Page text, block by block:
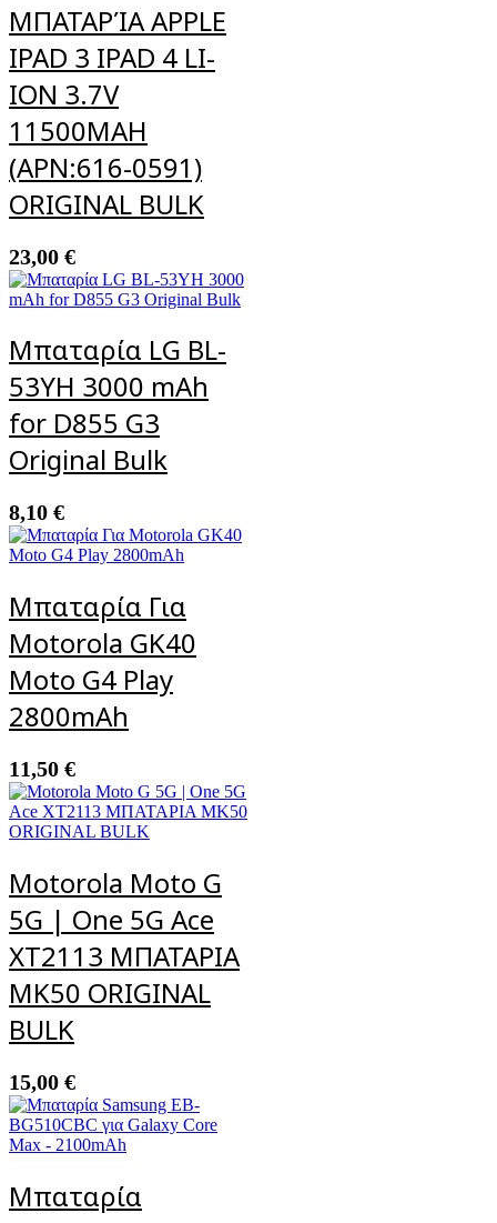
ΜΠΑΤΑΡΊΑ APPLE
IPAD 3 IPAD 4 LI-
ION 3.7V
11500MAH
(APN:616-0591)
ORIGINAL BULK
23,00 €
Μπαταρία LG BL-
53YH 3000 mAh
for D855 G3
Original Bulk
8,10 €
Μπαταρία Για
Motorola GK40
Moto G4 Play
2800mAh
11,50 €
Motorola Moto G
5G | One 5G Ace
XT2113 ΜΠΑΤΑΡΙΑ
MK50 ORIGINAL
BULK
15,00 €
Μπαταρία